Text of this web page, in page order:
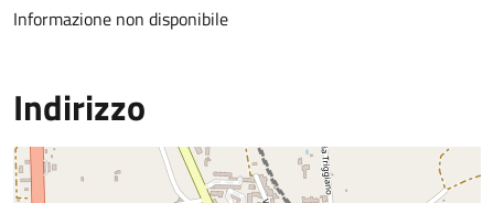
Informazione non disponibile
Indirizzo